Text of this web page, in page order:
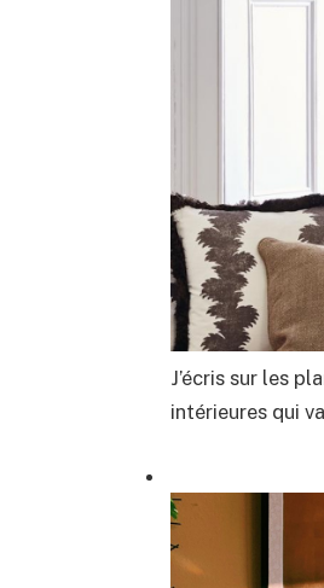
J’écris sur les
intérieures qui